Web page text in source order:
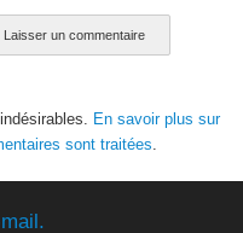
En savoir plus sur
sont traitées.